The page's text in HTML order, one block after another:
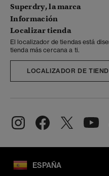
Superdry, la marca
Información
Localizar tienda
El localizador de tiendas está
tienda más cercana a ti.
LOCALIZADOR DE
ESPAÑA